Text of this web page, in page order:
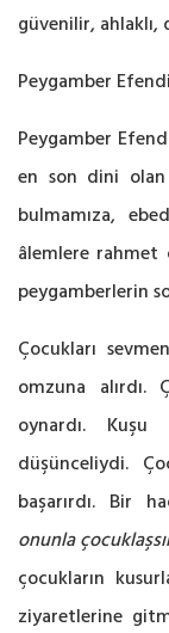
güvenilir,
Peygamber
Peygamber
en son dini
bulmamıza,
âlemlere rahmet
peygamberlerin
Çocukları
omzuna alırdı.
oynardı.
düşünceliydi.
başarırdı. Bir
onunla
çocukların
ziyaretlerine